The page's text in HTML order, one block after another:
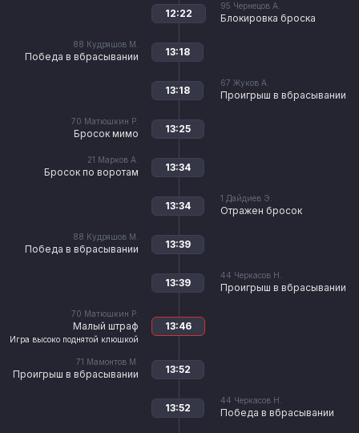
95 Чернецов А.
Блокировка броска
12:22
88 Кудряшов М.
Победа в вбрасывании 13:18
67 Жуков А.
Проигрыш в вбрасывании
13:18
70 Матюшкин Р.
Бросок мимо 13:25
21 Марков А.
Бросок по воротам 13:34
1 Дайдиев Э.
Отражен бросок
13:34
88 Кудряшов М.
Победа в вбрасывании 13:39
44 Черкасов Н.
Проигрыш в вбрасывании
13:39
70 Матюшкин Р.
Малый штраф
Игра высоко поднятой клюшкой
13:46
71 Мамонтов М.
Проигрыш в вбрасывании 13:52
44 Черкасов Н.
Победа в вбрасывании
13:52